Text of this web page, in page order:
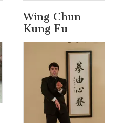
Wing Chun
Kung Fu